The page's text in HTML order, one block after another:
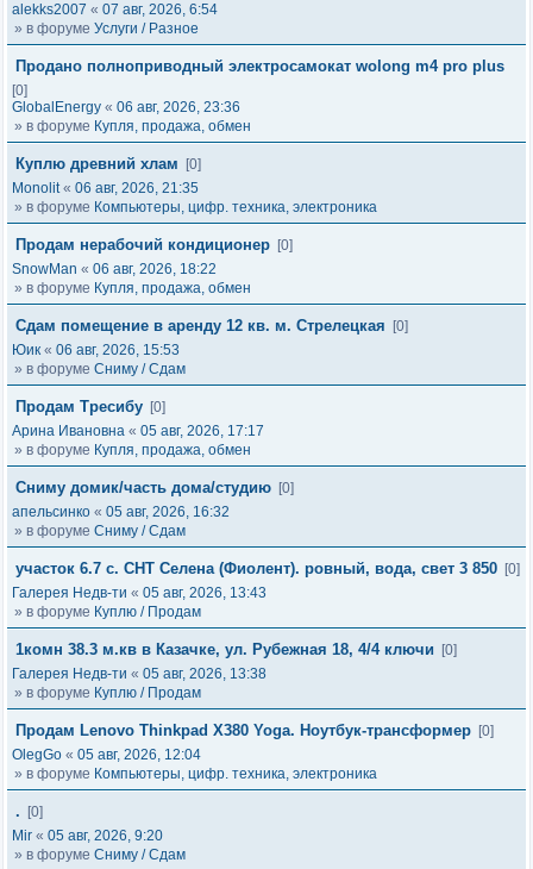
alekks2007 « 07 авг, 2026, 6:54
» в форуме Услуги / Разное
Продано полноприводный электросамокат wolong m4 pro plus
[0]
GlobalEnergy « 06 авг, 2026, 23:36
» в форуме Купля, продажа, обмен
Куплю древний хлам
[0]
Monolit« 06 авг, 2026, 21:35
» в форуме Компьютеры, цифр. техника, электроника
Продам нерабочий кондиционер [0]
SnowMan « 06 авг, 2026, 18:22
» в форуме Купля, продажа, обмен
Сдам помещение в аренду 12 кв. м. Стрелецкая
[0]
Юик « 06 авг, 2026, 15:53
» в форуме Сниму / Сдам
Продам Тресибу [0]
Арина Ивановна « 05 авг, 2026, 17:17
» в форуме Купля, продажа, обмен
Сниму домик/часть дома/студию [0]
апельсинко « 05 авг, 2026, 16:32
» в форуме Сниму / Сдам
участок 6.7 с. СНТ Селена (Фиолент). ровный, вода, свет 3 850 [0]
Галерея Недв-ти « 05 авг, 2026, 13:43
» в форуме Куплю / Продам
1комн 38.3 м.кв в Казачке, ул. Рубежная 18, 4/4 ключи
[0]
Галерея Недв-ти « 05 авг, 2026, 13:38
» в форуме Куплю / Продам
Продам Lenovo Thinkpad X380 Yoga. Ноутбук-трансформер [0]
OlegGo « 05 авг, 2026, 12:04
» в форуме Компьютеры, цифр. техника, электроника
.
[0]
Mir « 05 авг, 2026, 9:20
» в форуме Сниму / Сдам